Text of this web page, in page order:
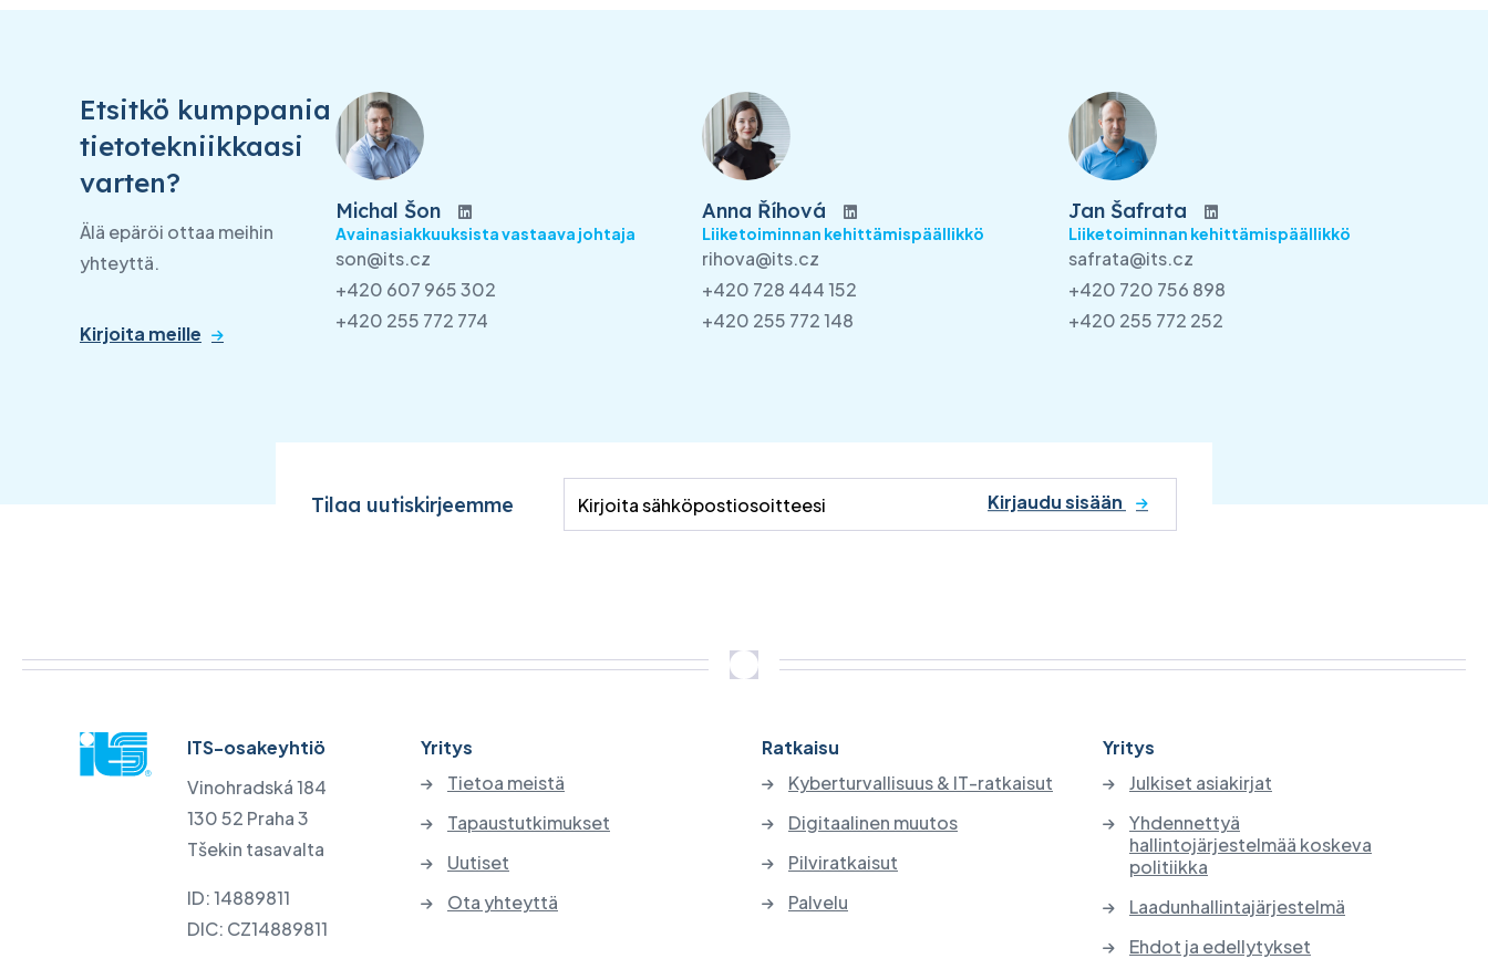
Etsitkö kumppania
tietotekniikkaasi
varten?
Älä epäröi ottaa meihin
yhteyttä.
Kirjoita meille
Michal Šon
Avainasiakkuuksista vastaava johtaja
son@its.cz
+420 607 965 302
+420 255 772 774
Anna Říhová
Liiketoiminnan kehittämispäällikkö
rihova@its.cz
+420 728 444 152
+420 255 772 148
Jan Šafrata
Liiketoiminnan kehittämispäällikkö
safrata@its.cz
+420 720 756 898
+420 255 772 252
Tilaa uutiskirjeemme Kirjaudu sisään
Yritys
Tietoa meistä
Tapaustutkimukset
Uutiset
Ota yhteyttä
Ratkaisu
Kyberturvallisuus & IT-ratkaisut
Digitaalinen muutos
Pilviratkaisut
Palvelu
Yritys
Julkiset asiakirjat
Yhdennettyä
hallintojärjestelmää koskeva
politiikka
Laadunhallintajärjestelmä
Ehdot ja edellytykset
ITS-osakeyhtiö
Vinohradská 184
130 52 Praha 3
Tšekin tasavalta
ID: 14889811
DIC: CZ14889811